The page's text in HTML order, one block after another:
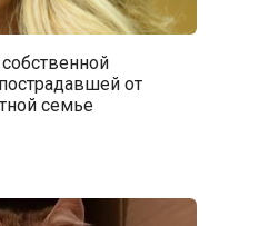
от
семье